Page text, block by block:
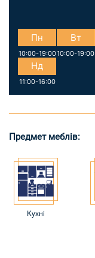
Пн
10:00-19:00
Вт
10:00-19:00
Нд
11:00-16:00
Предмет меблів:
Кухні